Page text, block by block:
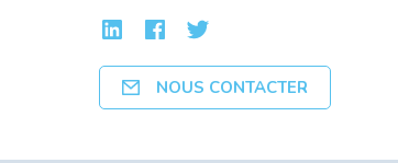
NOUS CONTACTER